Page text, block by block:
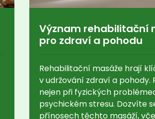
Význam rehabilitační
pro zdraví a pohodu
Rehabilitační masáže hrají
v udržování zdraví a pohody.
nejen při fyzických
psychickém stresu. Dozvíte
přínosech těchto masáží,